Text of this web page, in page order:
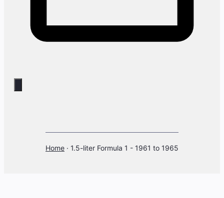
Home · 1.5-liter Formula 1 - 1961 to 1965